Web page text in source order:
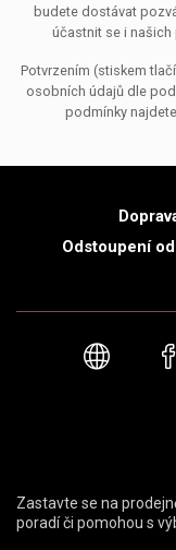
budete dostávat
účastnit se i našich
Potvrzením (stiskem
osobních údajů dle
podmínky
Odstoupení
Zastavte se na
poradí či pomohou s